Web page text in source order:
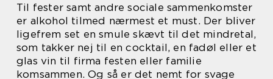
Til fester samt andre sociale sammenkomster
er alkohol tilmed nærmest et must. Der bliver
ligefrem set en smule skævt til det mindretal,
som takker nej til en cocktail, en fadøl eller et
glas vin til firma festen eller familie
komsammen. Og så er det nemt for svage